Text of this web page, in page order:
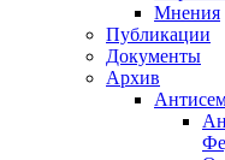
Мнения
Публикации
Документы
Архив